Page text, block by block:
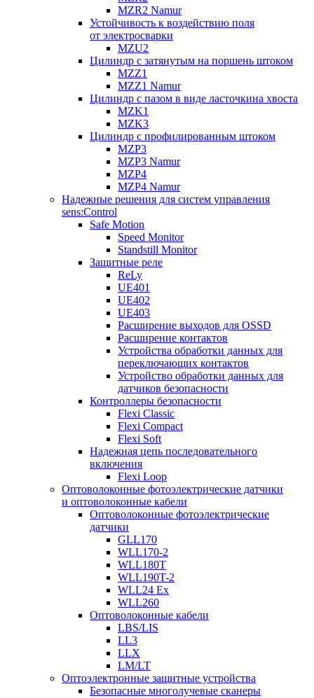
MZR2 Namur
Устойчивость к воздействию поля
от электросварки
MZU2
Цилиндр с затянутым на поршень штоком
MZZ1
MZZ1 Namur
Цилиндр с пазом в виде ласточкина хвоста
MZK1
MZK3
Цилиндр с профилированным штоком
MZP3
MZP3 Namur
MZP4
MZP4 Namur
Надежные решения для систем управления
sens:Control
Safe Motion
Speed Monitor
Standstill Monitor
Защитные реле
ReLy
UE401
UE402
UE403
Расширение выходов для OSSD
Расширение контактов
Устройства обработки данных для
переключающих контактов
Устройство обработки данных для
датчиков безопасности
Контроллеры безопасности
Flexi Classic
Flexi Compact
Flexi Soft
Надежная цепь последовательного
включения
Flexi Loop
Оптоволоконные фотоэлектрические датчики
и оптоволоконные кабели
Оптоволоконные фотоэлектрические
датчики
GLL170
WLL170-2
WLL180T
WLL190T-2
WLL24 Ex
WLL260
Оптоволоконные кабели
LBS/LIS
LL3
LLX
LM/LT
Оптоэлектронные защитные устройства
Безопасные многолучевые сканеры